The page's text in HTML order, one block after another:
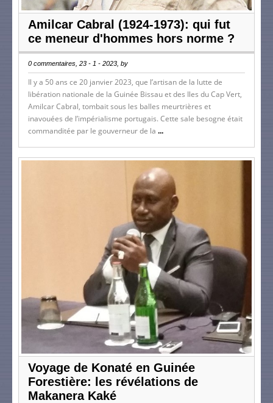
Amilcar Cabral (1924-1973): qui fut
ce meneur d'hommes hors norme ?
0 commentaires, 23 - 1 - 2023, by
Il y a 50 ans ce 20 janvier 2023, que l’artisan de la lutte de
libération nationale de la Guinée Bissau et des Iles du Cap Vert,
Amilcar Cabral, tombait sous les balles meurtrières et
inavouées de l’impérialisme portugais. Cette sale besogne était
commanditée par le gouverneur de la ...
Voyage de Konaté en Guinée
Forestière: les révélations de
Makanera Kaké